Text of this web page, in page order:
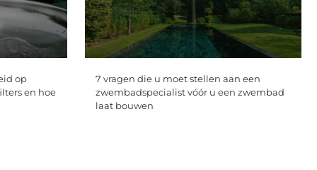
op
en hoe
7 vragen die u moet stellen aan een
zwembadspecialist vóór u een zwembad
laat bouwen